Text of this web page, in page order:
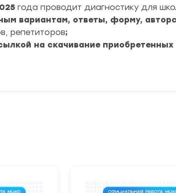
года проводит диагностику для
вариантам, ответы, форму,
репетиторов;
на скачивание приобретенных